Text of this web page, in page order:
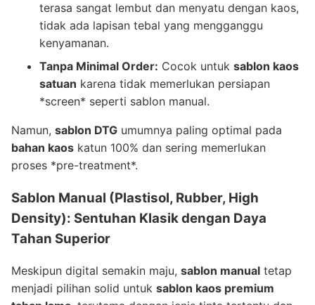
terasa sangat lembut dan menyatu dengan kaos,
tidak ada lapisan tebal yang mengganggu
kenyamanan.
Tanpa Minimal Order: Cocok untuk sablon kaos
satuan karena tidak memerlukan persiapan
*screen* seperti sablon manual.
Namun, sablon DTG umumnya paling optimal pada
bahan kaos katun 100% dan sering memerlukan
proses *pre-treatment*.
Sablon Manual (Plastisol, Rubber, High
Density): Sentuhan Klasik dengan Daya
Tahan Superior
Meskipun digital semakin maju, sablon manual tetap
menjadi pilihan solid untuk sablon kaos premium